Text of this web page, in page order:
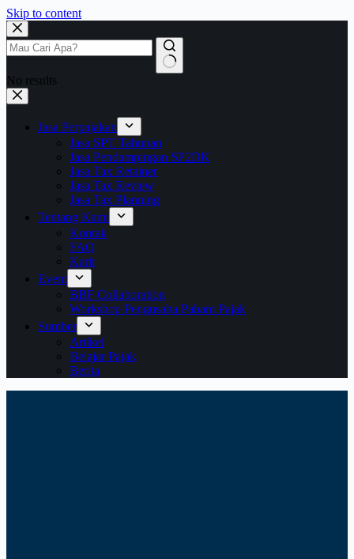
Skip to content
No results
Jasa Perpajakan
Jasa SPT Tahunan
Jasa Pendampingan SP2DK
Jasa Tax Retainer
Jasa Tax Review
Jasa Tax Planning
Tentang Kami
Kontak
FAQ
Karir
Event
BBF Collaboration
Workshop Pengusaha Paham Pajak
Sumber
Artikel
Belajar Pajak
Berita